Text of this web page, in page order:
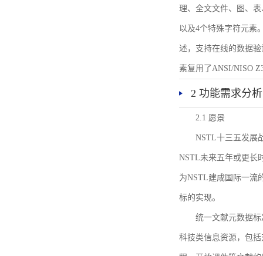
理、全文文件、图、
以及4个特殊字符元素
述，支持在线的数据
素复用了ANSI/NISO
2 功能需求分析
2.1 愿景
NSTL十三五发展
NSTL未来五年或更长
为NSTL建成国际一流
标的实现。
统一文献元数据
科技类信息资源，包